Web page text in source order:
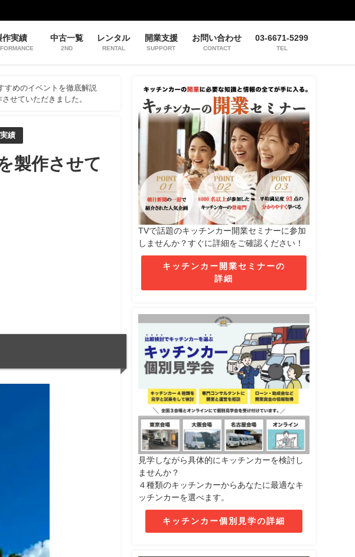
作実績 中古一覧
2ND
レンタル
RENTAL
開業支援
SUPPORT
お問い合わせ
CONTACT
03-6671-5299
TEL
すめのイベントを徹底解説
せていただきました。
績
製作させて
TVで話題のキッチンカー開業セミナーに参加
しませんか？すぐに詳細をご確認ください！
キッチンカー開業セミナーの
詳細
見学しながら具体的にキッチンカーを検討し
ませんか？
４種類のキッチンカーからあなたに最適なキ
ッチンカーを選べます。
キッチンカー個別見学の詳細